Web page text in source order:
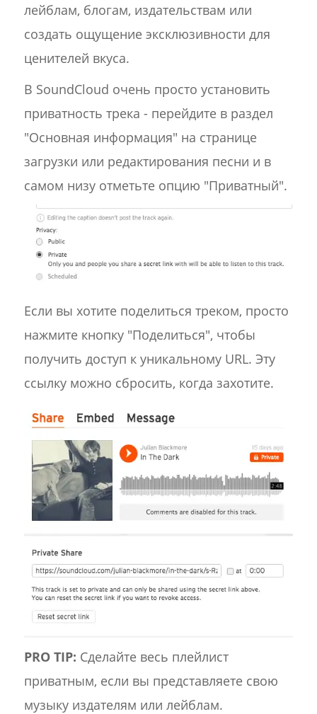
лейблам, блогам, издательствам или
создать ощущение эксклюзивности для
ценителей вкуса.
В SoundCloud очень просто установить
приватность трека - перейдите в раздел
"Основная информация" на странице
загрузки или редактирования песни и в
самом низу отметьте опцию "Приватный".
Если вы хотите поделиться треком, просто
нажмите кнопку "Поделиться", чтобы
получить доступ к уникальному URL. Эту
ссылку можно сбросить, когда захотите.
PRO TIP: Сделайте весь плейлист
приватным, если вы представляете свою
музыку издателям или лейблам.